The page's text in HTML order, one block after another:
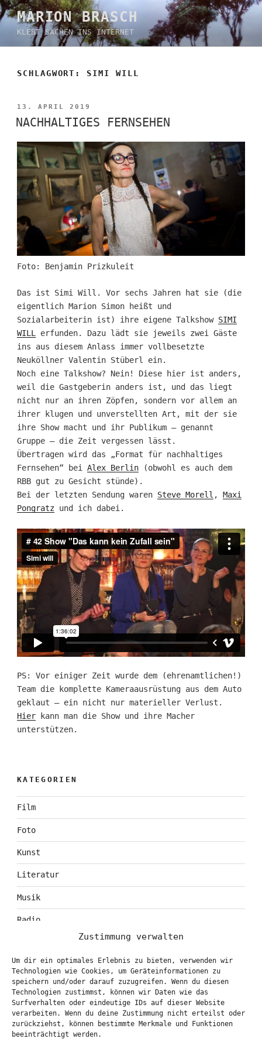
Zustimmung verwalten
Um dir ein optimales Erlebnis zu bieten, verwenden wir
Technologien wie Cookies, um Geräteinformationen zu
speichern und/oder darauf zuzugreifen. Wenn du diesen
Technologien zustimmst, können wir Daten wie das
Surfverhalten oder eindeutige IDs auf dieser Website
verarbeiten. Wenn du deine Zustimmung nicht erteilst oder
zurückziehst, können bestimmte Merkmale und Funktionen
beeinträchtigt werden.
Zum
Inhalt
springen
MARION BRASCH
KLEBT SACHEN INS INTERNET
SCHLAGWORT: SIMI WILL
VERÖFFENTLICHT
AM
13. APRIL 2019
NACHHALTIGES FERNSEHEN
Foto: Benjamin Prizkuleit
Das ist Simi Will. Vor sechs Jahren hat sie (die
eigentlich Marion Simon heißt und
Sozialarbeiterin ist) ihre eigene Talkshow SIMI
WILL
erfunden. Dazu lädt sie jeweils zwei Gäste
ins aus diesem Anlass immer vollbesetzte
Neuköllner Valentin Stüberl ein.
Noch eine Talkshow? Nein! Diese hier ist anders,
weil die Gastgeberin anders ist, und das liegt
nicht nur an ihren Zöpfen, sondern vor allem an
ihrer klugen und unverstellten Art, mit der sie
ihre Show macht und ihr Publikum – genannt
Gruppe – die Zeit vergessen lässt.
Übertragen wird das „Format für nachhaltiges
Fernsehen“ bei Alex Berlin(obwohl es auch dem
RBB gut zu Gesicht stünde).
Bei der letzten Sendung waren Steve Morell , Maxi
Pongratzund ich dabei.
PS: Vor einiger Zeit wurde dem (ehrenamtlichen!)
Team die komplette Kameraausrüstung aus dem Auto
geklaut – ein nicht nur materieller Verlust.
Hierkann man die Show und ihre Macher
unterstützen.
KATEGORIEN
Film
Foto
Kunst
Literatur
Musik
Radio
Theater
KONTAKT & BOOKING
info@marionbrasch.de